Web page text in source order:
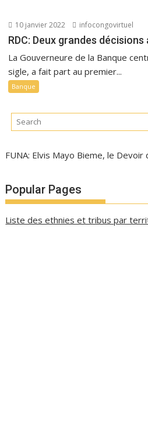
10 janvier 2022 infocongovirtuel
RDC: Deux grandes
La Gouverneure de la Banque
sigle, a fait part au premier...
Banque
FUNA: Elvis Mayo Bieme, le Devoir
Popular Pages
Liste des ethnies et tribus par